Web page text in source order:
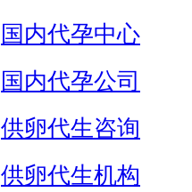
国内代孕中心
国内代孕公司
供卵代生咨询
供卵代生机构